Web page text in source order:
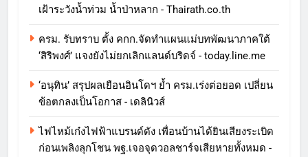
เฝ้าระวังน้ำท่วม น้ำป่าหลาก - Thairath.co.th
ครม. รับทราบ ตั้ง คกก.จัดทำแผนแม่บทพัฒนาภาคใต้
‘สิริพงศ์’ แจงยังไม่ยกเลิกแลนด์บริดจ์ - today.line.me
‘อนุทิน’ สรุปผลเยือนอินโดฯ ย้ำ ครม.เร่งต่อยอด เปลี่ยน
ข้อตกลงเป็นโอกาส - เดลินิวส์
ไฟไหม้เก๋งไฟฟ้าแบรนด์ดัง เพื่อนบ้านได้ยินเสียงระเบิด
ก่อนเพลิงลุกโชน พฐ.เจอจุดวอลชาร์จเสียหายทั้งหมด -